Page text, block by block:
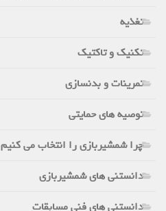
تغذیه
تکنیک و تاکتیک
تمرینات و بدنسازی
توصیه های حمایتی
چرا شمشیربازی را انتخاب می کنیم
دانستنی های شمشیربازی
دانستنی های فنی مسابقات